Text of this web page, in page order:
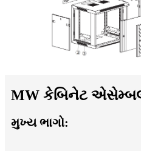
MW કેબિનેટ
મુખ્ય ભાગો: